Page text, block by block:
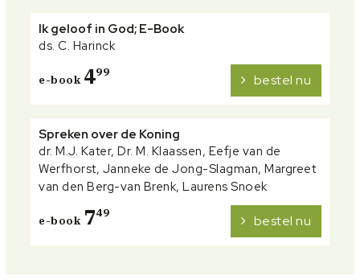
Ik geloof in God; E-Book
ds. C. Harinck
e-book 499 bestel nu
Spreken over de Koning
dr. M.J. Kater, Dr. M. Klaassen, Eefje van de
Werfhorst, Janneke de Jong-Slagman, Margreet
van den Berg-van Brenk, Laurens Snoek
e-book 749 bestel nu